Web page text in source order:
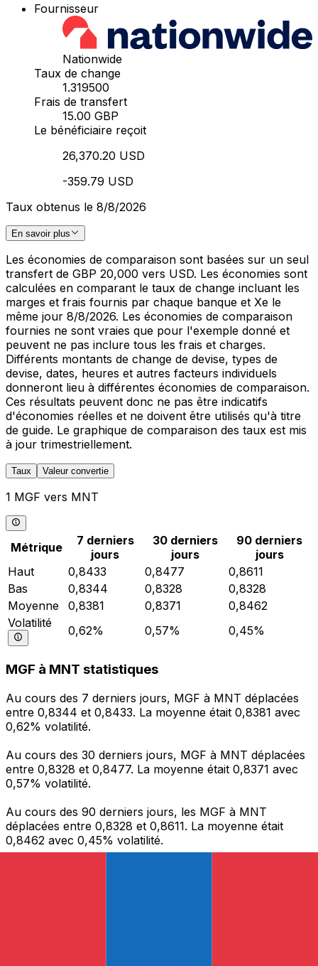
Fournisseur
Nationwide
Taux de change
1.319500
Frais de transfert
15.00 GBP
Le bénéficiaire reçoit
26,370.20 USD
-359.79 USD
Taux obtenus le 8/8/2026
En savoir plus
Les économies de comparaison sont basées sur un seul
transfert de GBP 20,000 vers USD. Les économies sont
calculées en comparant le taux de change incluant les
marges et frais fournis par chaque banque et Xe le
même jour 8/8/2026. Les économies de comparaison
fournies ne sont vraies que pour l'exemple donné et
peuvent ne pas inclure tous les frais et charges.
Différents montants de change de devise, types de
devise, dates, heures et autres facteurs individuels
donneront lieu à différentes économies de comparaison.
Ces résultats peuvent donc ne pas être indicatifs
d'économies réelles et ne doivent être utilisés qu'à titre
de guide. Le graphique de comparaison des taux est mis
à jour trimestriellement.
Taux Valeur convertie
1 MGF vers MNT
Métrique
7 derniers
jours
30 derniers
jours
90 derniers
jours
Haut
0,8433 0,8477
0,8611
Bas
0,8344 0,8328
0,8328
Moyenne
0,8381 0,8371
0,8462
Volatilité
0,62% 0,57% 0,45%
MGF à MNT statistiques
Au cours des 7 derniers jours, MGF à MNT déplacées
entre 0,8344 et 0,8433. La moyenne était 0,8381 avec
0,62% volatilité.
Au cours des 30 derniers jours, MGF à MNT déplacées
entre 0,8328 et 0,8477. La moyenne était 0,8371 avec
0,57% volatilité.
Au cours des 90 derniers jours, les MGF à MNT
déplacées entre 0,8328 et 0,8611. La moyenne était
0,8462 avec 0,45% volatilité.